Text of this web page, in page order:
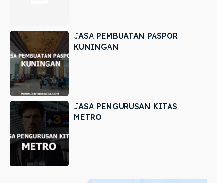
JASA PEMBUATAN PASPOR
KUNINGAN
JASA PENGURUSAN KITAS
METRO